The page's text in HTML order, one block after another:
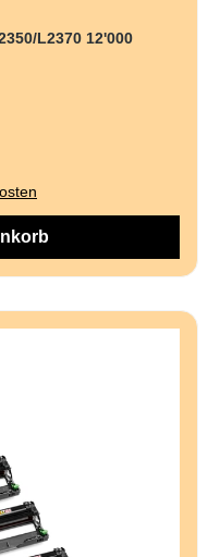
L2370 12'000